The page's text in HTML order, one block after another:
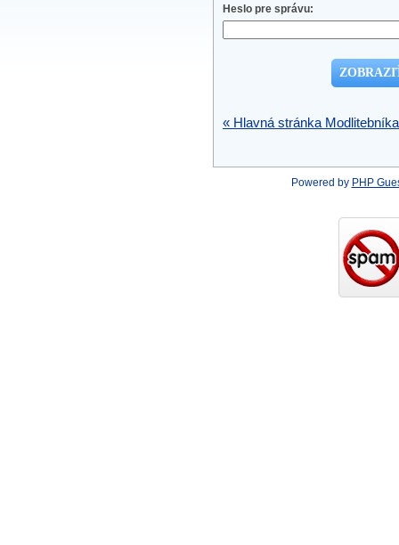
Heslo pre správu:
« Hlavná stránka Modlitebníka
Powered by PHP